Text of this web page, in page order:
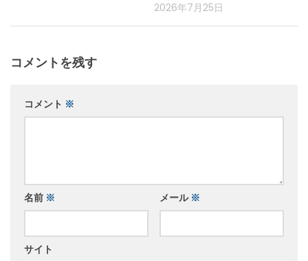
2026年7月25日
コメントを残す
コメント ※
名前 ※ メール ※
サイト